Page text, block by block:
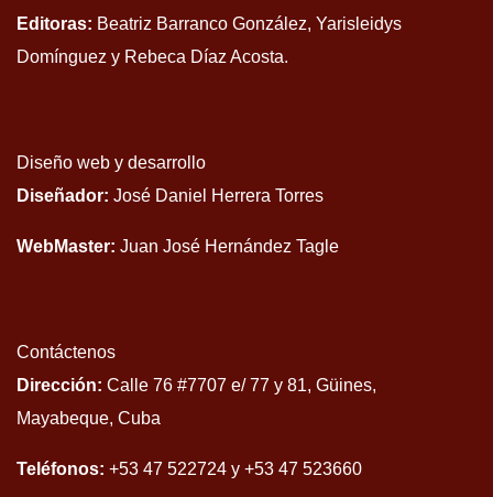
Editoras: Beatriz Barranco González, Yarisleidys
Domínguez y Rebeca Díaz Acosta.
Diseño web y desarrollo
Diseñador: José Daniel Herrera Torres
WebMaster: Juan José Hernández Tagle
Contáctenos
Dirección: Calle 76 #7707 e/ 77 y 81, Güines,
Mayabeque, Cuba
Teléfonos: +53 47 522724 y +53 47 523660